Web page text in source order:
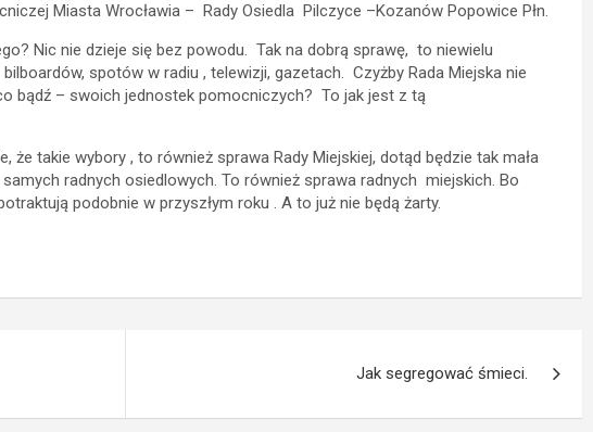
Miasta Wrocławia – Rady Osiedla Pilczyce –Kozanów Popowice Płn.
Nic nie dzieje się bez powodu. Tak na dobrą sprawę, to niewielu
spotów w radiu , telewizji, gazetach. Czyżby Rada Miejska nie
bądź – swoich jednostek pomocniczych? To jak jest z tą
takie wybory , to również sprawa Rady Miejskiej, dotąd będzie tak mała
radnych osiedlowych. To również sprawa radnych miejskich. Bo
podobnie w przyszłym roku . A to już nie będą żarty.
Jak segregować śmieci.